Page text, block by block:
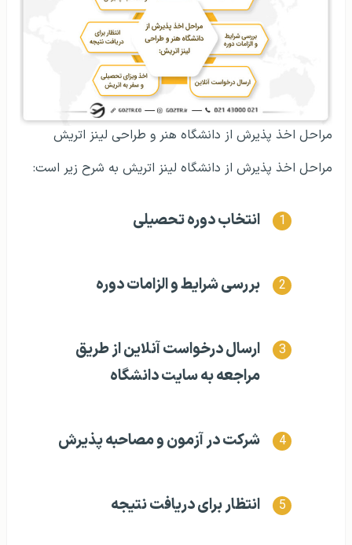
مراحل اخذ پذیرش از دانشگاه هنر و طراحی لینز اتریش
مراحل اخذ پذیرش از دانشگاه لینز اتریش به شرح زیر است:
انتخاب دوره تحصیلی
بررسی شرایط و الزامات دوره
ارسال درخواست آنلاین از طریق
مراجعه به سایت دانشگاه
شرکت در آزمون و مصاحبه پذیرش
انتظار برای دریافت نتیجه